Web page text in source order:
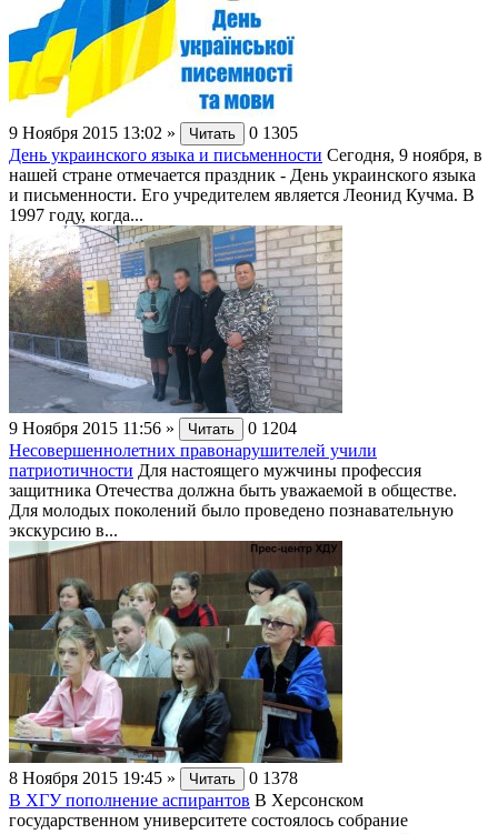
9 Ноября 2015 13:02 » Читать 0 1305
День украинского языка и письменности Сегодня, 9 ноября, в
нашей стране отмечается праздник - День украинского языка
и письменности. Его учредителем является Леонид Кучма. В
1997 году, когда...
9 Ноября 2015 11:56 » Читать 0 1204
Несовершеннолетних правонарушителей учили
патриотичности Для настоящего мужчины профессия
защитника Отечества должна быть уважаемой в обществе.
Для молодых поколений было проведено познавательную
экскурсию в...
8 Ноября 2015 19:45 » Читать 0 1378
В ХГУ пополнение аспирантов В Херсонском
государственном университете состоялось собрание